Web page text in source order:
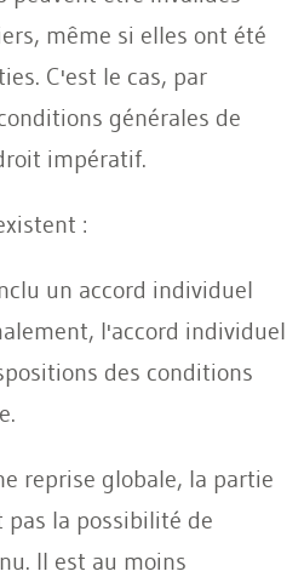
même si elles ont été
C'est le cas, par
générales de
impératif.
:
un accord individuel
l'accord individuel
des conditions
reprise globale, la partie
la possibilité de
Il est au moins